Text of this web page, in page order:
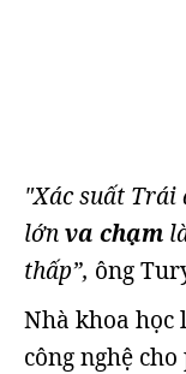
"Xác suất
lớnva chạm
thấp”, ông
Nhà khoa học
công nghệ